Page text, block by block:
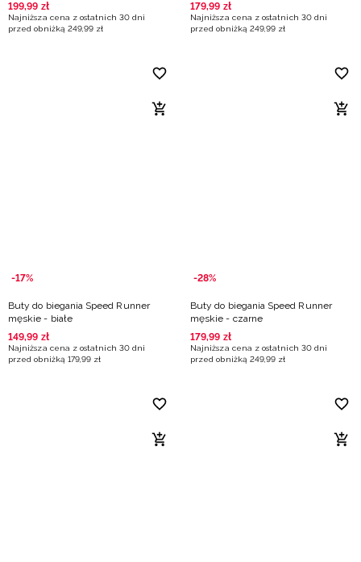
199,99 zł
Najniższa cena z ostatnich 30 dni
przed obniżką 249,99 zł
179,99 zł
Najniższa cena z ostatnich 30 dni
przed obniżką 249,99 zł
-17%
Buty do biegania Speed Runner
męskie - białe
149,99 zł
Najniższa cena z ostatnich 30 dni
przed obniżką 179,99 zł
-28%
Buty do biegania Speed Runner
męskie - czarne
179,99 zł
Najniższa cena z ostatnich 30 dni
przed obniżką 249,99 zł